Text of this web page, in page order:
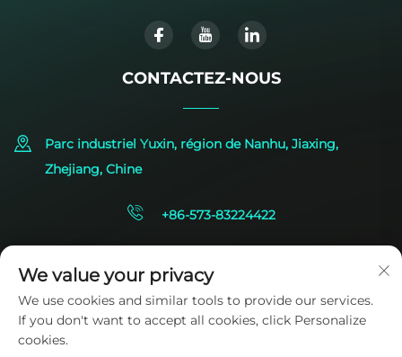
CONTACTEZ-NOUS
Parc industriel Yuxin, région de Nanhu, Jiaxing,
Zhejiang, Chine
+86-573-83224422
We value your privacy
We use cookies and similar tools to provide our services.
If you don't want to accept all cookies, click Personalize
cookies.